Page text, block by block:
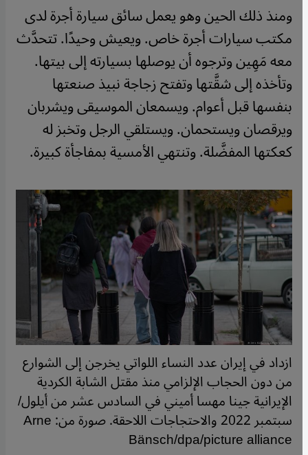
ومنذ ذلك الحين وهو يعمل سائق سيارة أجرة لدى
مكتب سيارات أجرة خاص. ويعيش وحيدًا. تتحدَّث
معه مَهِين وترجوه أن يوصلها بسيارته إلى بيتها.
وتأخذه إلى شقَّتها وتفتح زجاجة نبيذ صنعتها
بنفسها قبل أعوام. ويسمعان الموسيقى ويشربان
ويرقصان ويستحمان. ويستلقي الرجل وتخبز له
كعكتها المفضَّلة. وتنتهي الأمسية بمفاجأة كبيرة.
ازداد في إيران عدد النساء اللواتي يخرجن إلى الشوارع
من دون الحجاب الإلزامي منذ مقتل الشابة الكردية
الإيرانية جينا مهسا أميني في السادس عشر من أيلول/
سبتمبر 2022 والاحتجاجات اللاحقة. صورة من: Arne
Bänsch/dpa/picture alliance